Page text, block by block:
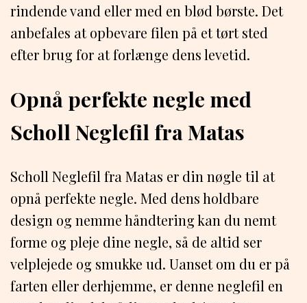
rindende vand eller med en blød børste. Det
anbefales at opbevare filen på et tørt sted
efter brug for at forlænge dens levetid.
Opnå perfekte negle med
Scholl Neglefil fra Matas
Scholl Neglefil fra Matas er din nøgle til at
opnå perfekte negle. Med dens holdbare
design og nemme håndtering kan du nemt
forme og pleje dine negle, så de altid ser
velplejede og smukke ud. Uanset om du er på
farten eller derhjemme, er denne neglefil en